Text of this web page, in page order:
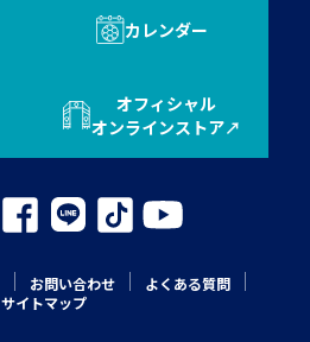
カレンダー
オフィシャル
オンラインストア
お問い合わせ
よくある質問
サイトマップ